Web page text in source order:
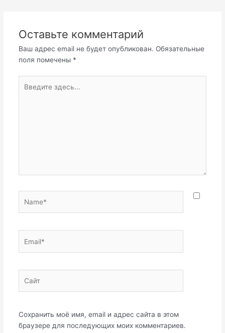
Оставьте комментарий
Ваш адрес email не будет опубликован. Обязательные
поля помечены *
здесь...
Сохранить моё имя, email и адрес сайта в этом
браузере для последующих моих комментариев.